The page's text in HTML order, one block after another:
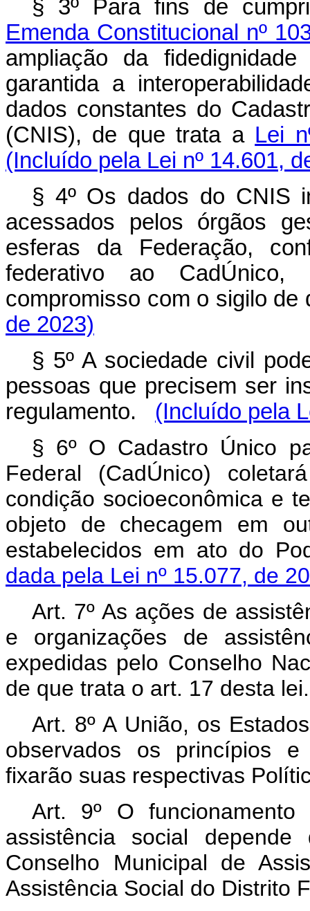
§ 3º Para fins de
Emenda Constitucional nº
ampliação da
garantida a
dados constantes do
(CNIS), de que trata a Lei
(Incluído pela Lei nº 14.601,
§ 4º Os dados do CNIS
acessados pelos órgãos
esferas da Federação,
federativo ao
compromisso com o sigilo de
de 2023)
§ 5º A sociedade civil
pessoas que precisem ser
regulamento.
(Incluído pela
§ 6º O Cadastro Único
Federal (CadÚnico)
condição socioeconômica e
objeto de checagem em
estabelecidos em ato do
dada pela Lei nº 15.077, de
Art. 7º As ações de
e organizações de
expedidas pelo Conselho
de que trata o art. 17 desta lei.
Art. 8º A União, os
observados os princípios
fixarão suas respectivas
Art. 9º O
assistência social
Conselho Municipal de
Assistência Social do Distrito